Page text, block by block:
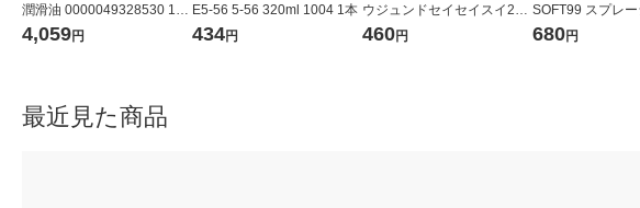
潤滑油 0000049328530 1セ
ット(70ML×10)（直送品）
4,059円
E5-56 5-56 320ml 1004 1本
434円
ウジュンドセイセイスイ2L
02-101 1本
460円
SOFT99 スプレー
8015 1本 475-
680円
最近見た商品